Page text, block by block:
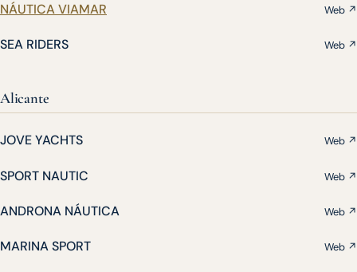
NÁUTICA VIAMAR Web ↗
SEA RIDERS Web ↗
Alicante
JOVE YACHTS Web ↗
SPORT NAUTIC Web ↗
ANDRONA NÁUTICA Web ↗
MARINA SPORT Web ↗